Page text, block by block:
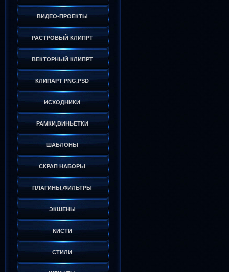
ВИДЕО-ПРОЕКТЫ
РАСТРОВЫЙ КЛИПРТ
ВЕКТОРНЫЙ КЛИПРТ
КЛИПАРТ PNG,PSD
ИСХОДНИКИ
РАМКИ,ВИНЬЕТКИ
ШАБЛОНЫ
СКРАП НАБОРЫ
ПЛАГИНЫ,ФИЛЬТРЫ
ЭКШЕНЫ
КИСТИ
СТИЛИ